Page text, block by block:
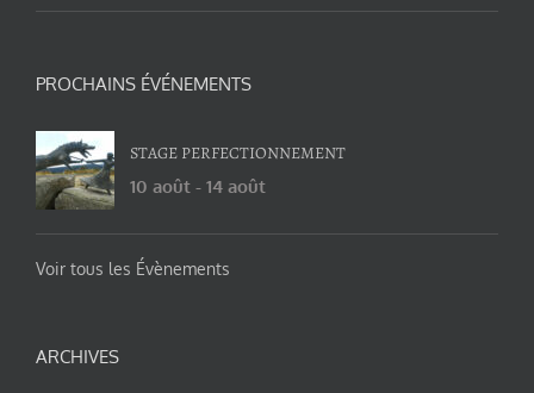
PROCHAINS ÉVÉNEMENTS
STAGE PERFECTIONNEMENT
10 août - 14 août
Voir tous les Évènements
ARCHIVES